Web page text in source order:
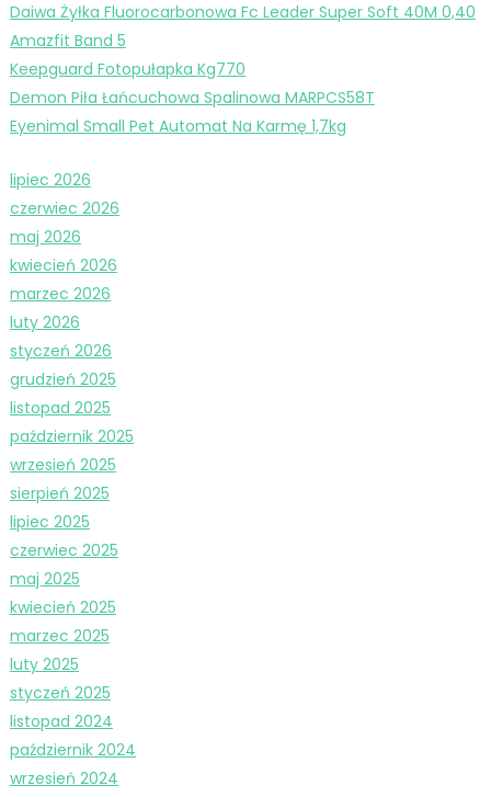
Daiwa Żyłka Fluorocarbonowa Fc Leader Super Soft 40M 0,40
Amazfit Band 5
Keepguard Fotopułapka Kg770
Demon Piła Łańcuchowa Spalinowa MARPCS58T
Eyenimal Small Pet Automat Na Karmę 1,7kg
lipiec 2026
czerwiec 2026
maj 2026
kwiecień 2026
marzec 2026
luty 2026
styczeń 2026
grudzień 2025
listopad 2025
październik 2025
wrzesień 2025
sierpień 2025
lipiec 2025
czerwiec 2025
maj 2025
kwiecień 2025
marzec 2025
luty 2025
styczeń 2025
listopad 2024
październik 2024
wrzesień 2024